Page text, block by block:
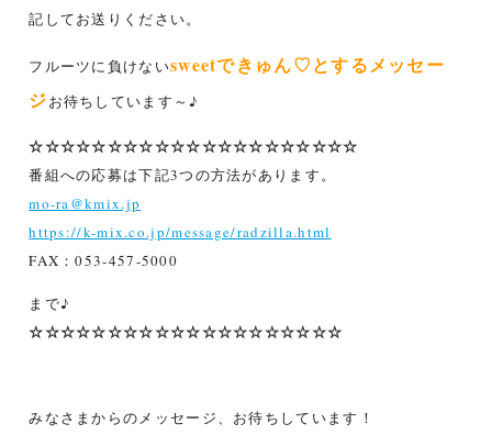
記してお送りください。
フルーツに負けないsweetできゅん♡とするメッセー
ジお待ちしています～♪
☆☆☆☆☆☆☆☆☆☆☆☆☆☆☆☆☆☆☆☆☆
番組への応募は下記3つの方法があります。
mo-ra@kmix.jp
https://k-mix.co.jp/message/radzilla.html
FAX：053-457-5000
まで♪
☆☆☆☆☆☆☆☆☆☆☆☆☆☆☆☆☆☆☆☆
みなさまからのメッセージ、お待ちしています！